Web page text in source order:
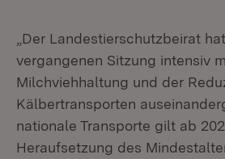
„Der Landestierschutzbeirat
vergangenen Sitzung intensiv
Milchviehhaltung und der
Kälbertransporten
nationale Transporte gilt ab
Heraufsetzung des